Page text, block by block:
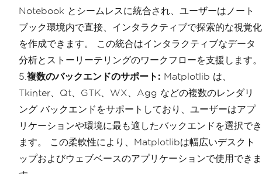
Notebook とシームレスに統合され、ユーザーはノート
ブック環境内で直接、インタラクティブで探索的な視覚化
を作成できます。 この統合はインタラクティブなデータ
分析とストーリーテリングのワークフローを支援します。
5. 複数のバックエンドのサポート: Matplotlib は、
Tkinter、Qt、GTK、WX、Agg などの複数のレンダリ
ング バックエンドをサポートしており、ユーザーはアプ
リケーションや環境に最も適したバックエンドを選択でき
ます。 この柔軟性により、Matplotlibは幅広いデスクト
ップおよびウェブベースのアプリケーションで使用できま